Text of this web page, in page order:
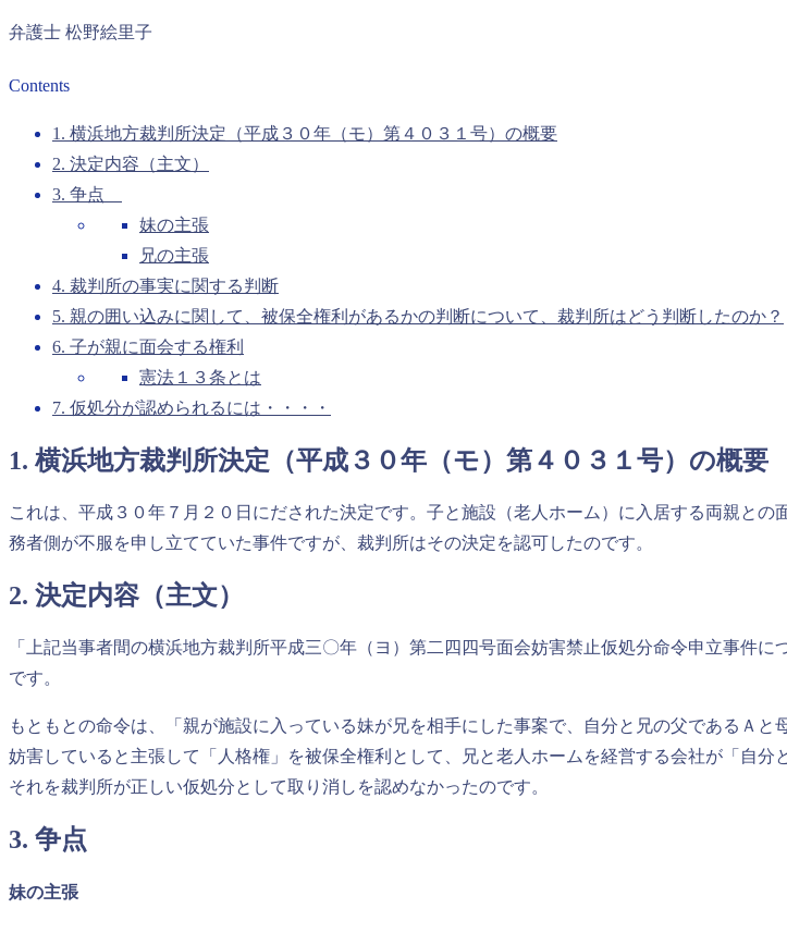
弁護士 松野絵里子
Contents
1. 横浜地方裁判所決定（平成３０年（モ）第４０３１号）の概要
2. 決定内容（主文）
3. 争点
妹の主張
兄の主張
4. 裁判所の事実に関する判断
5. 親の囲い込みに関して、被保全権利があるかの判断について、裁判所はどう判断したのか？
6. 子が親に面会する権利
憲法１３条とは
7. 仮処分が認められるには・・・・
1. 横浜地方裁判所決定（平成３０年（モ）第４０３１号）の概要
これは、平成３０年７月２０日にだされた決定です。子と施設（老人ホーム）に入居する両親と
務者側が不服を申し立てていた事件ですが、裁判所はその決定を認可したのです。
2. 決定内容（主文）
「上記当事者間の横浜地方裁判所平成三〇年（ヨ）第二四四号面会妨害禁止仮処分命令申立事件
です。
もともとの命令は、「親が施設に入っている妹が兄を相手にした事案で、自分と兄の父であるＡ
妨害していると主張して「人格権」を被保全権利として、兄と老人ホームを経営する会社が「自
それを裁判所が正しい仮処分として取り消しを認めなかったのです。
3. 争点
妹の主張